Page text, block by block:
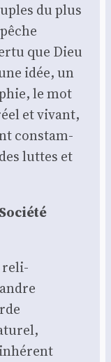
du plus
que Dieu
idée, un
le mot
et vivant,
constam­
luttes et
reli­